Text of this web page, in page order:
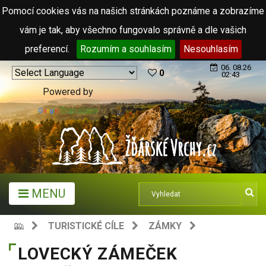
Pomocí cookies vás na našich stránkách poznáme a zobrazíme
vám je tak, aby všechno fungovalo správně a dle vašich
preferencí.
Rozumím a souhlasím Nesouhlasím
Powered by
Translate
0
06. 08.26
02:43
MENU
TURISTICKÉ CÍLE ZÁMKY
LOVECKÝ ZÁMEČEK